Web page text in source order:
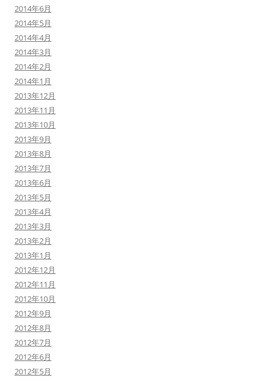
2014年6月
2014年5月
2014年4月
2014年3月
2014年2月
2014年1月
2013年12月
2013年11月
2013年10月
2013年9月
2013年8月
2013年7月
2013年6月
2013年5月
2013年4月
2013年3月
2013年2月
2013年1月
2012年12月
2012年11月
2012年10月
2012年9月
2012年8月
2012年7月
2012年6月
2012年5月